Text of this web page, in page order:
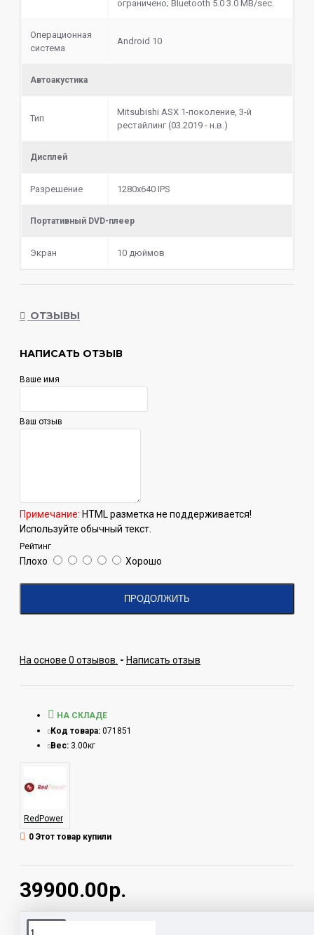
ограничено; Bluetooth 5.0 3.0 MB/sec.
Операционная
система
Android 10
Автоакустика
Тип
Mitsubishi ASX 1-поколение, 3-й
рестайлинг (03.2019 - н.в.)
Дисплей
Разрешение 1280x640 IPS
Портативный DVD-плеер
Экран 10 дюймов
ОТЗЫВЫ
НАПИСАТЬ ОТЗЫВ
Ваше имя
Ваш отзыв
Примечание: HTML разметка не поддерживается!
Используйте обычный текст.
Рейтинг
Плохо Хорошо
ПРОДОЛЖИТЬ
На основе 0 отзывов. - Написать отзыв
39900.00р.
НА СКЛАДЕ
Код товара: 071851
Вес: 3.00кг
RedPower
0 Этот товар купили
Теги: